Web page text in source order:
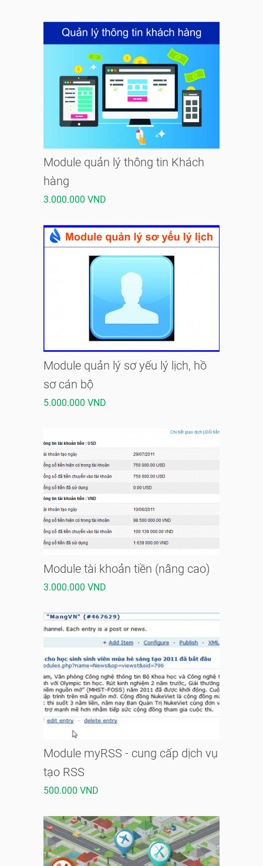
Module quản lý thông tin Khách
hàng
3.000.000 VND
Module quản lý sơ yếu lý lịch, hồ
sơ cán bộ
5.000.000 VND
Module tài khoản tiền (nâng cao)
3.000.000 VND
Module myRSS - cung cấp dịch vụ
tạo RSS
500.000 VND